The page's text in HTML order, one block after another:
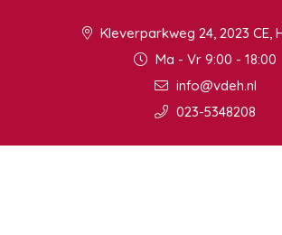
Kleverparkweg 24, 2023 CE,
Ma - Vr 9:00 - 18:00
info@vdeh.nl
023-5348208